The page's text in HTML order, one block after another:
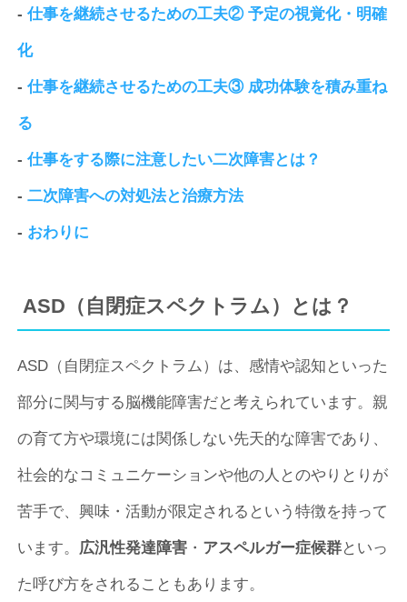
-仕事を継続させるための工夫② 予定の視覚化・明確
化
-仕事を継続させるための工夫③ 成功体験を積み重ね
る
-仕事をする際に注意したい二次障害とは？
-二次障害への対処法と治療方法
- おわりに
ASD（自閉症スペクトラム）とは？
ASD（自閉症スペクトラム）は、感情や認知といった
部分に関与する脳機能障害だと考えられています。親
の育て方や環境には関係しない先天的な障害であり、
社会的なコミュニケーションや他の人とのやりとりが
苦手で、興味・活動が限定されるという特徴を持って
います。 広汎性発達障害 ・ アスペルガー症候群といっ
た呼び方をされることもあります。